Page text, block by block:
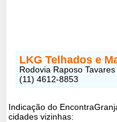
LKG Telhados e
Rodovia Raposo
(11) 4612-8853
Indicação do
cidades vizinhas: